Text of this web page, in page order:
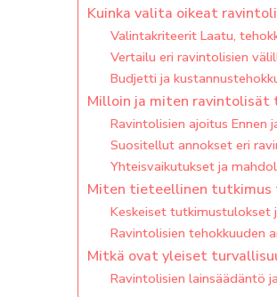
Kuinka valita oikeat
Valintakriteerit Laatu,
Vertailu eri ravintolisien
Budjetti ja
Milloin ja miten
Ravintolisien ajoitus Ennen
Suositellut annokset eri
Yhteisvaikutukset ja
Miten tieteellinen tutkimus
Keskeiset tutkimustulokset
Ravintolisien tehokkuuden
Mitkä ovat yleiset
Ravintolisien lainsäädäntö